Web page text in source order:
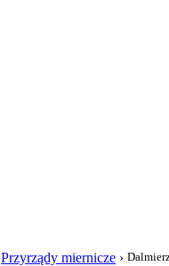
Przyrządy miernicze ›